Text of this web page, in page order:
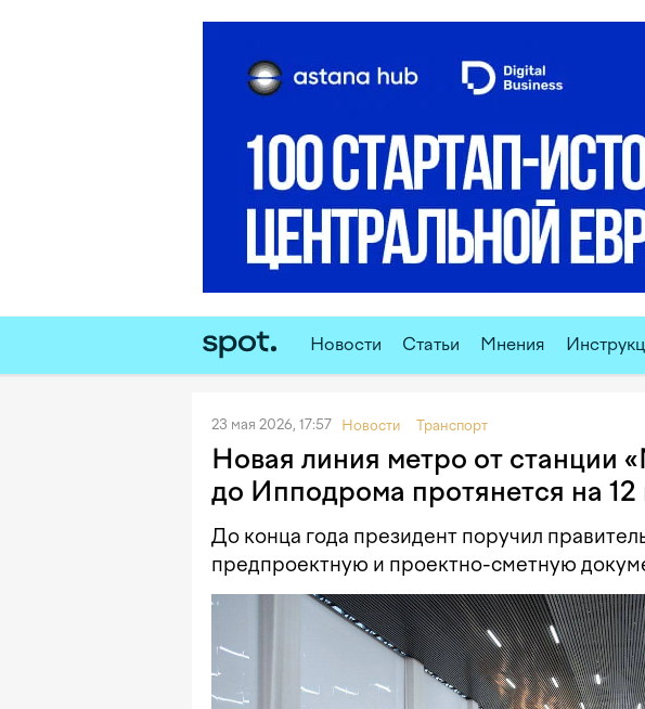
Новости Статьи Мнения
23 мая 2026, 17:57 Новости Транспорт
Новая линия метро от станции
до Ипподрома протянется на 12
До конца года президент поручил
предпроектную и проектно-сметную